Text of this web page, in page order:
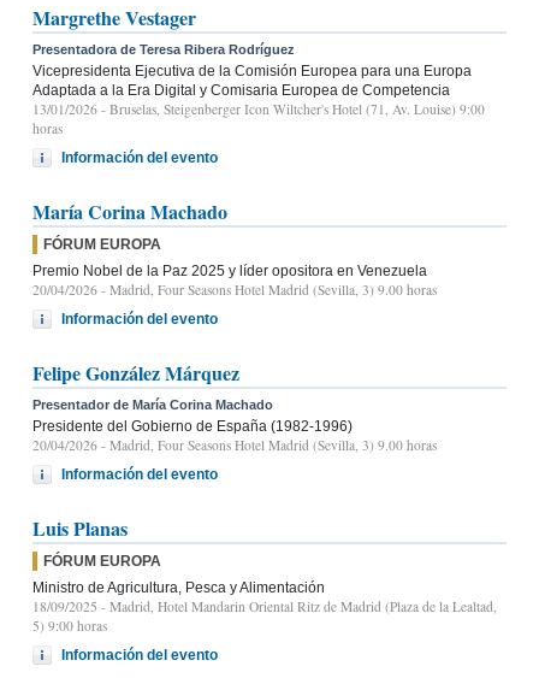
Margrethe Vestager
Presentadora de Teresa Ribera Rodríguez
Vicepresidenta Ejecutiva de la Comisión Europea para una Europa
Adaptada a la Era Digital y Comisaria Europea de Competencia
13/01/2026 - Bruselas, Steigenberger Icon Wiltcher's Hotel (71, Av. Louise) 9:00
horas
Información del evento
María Corina Machado
FÓRUM EUROPA
Premio Nobel de la Paz 2025 y líder opositora en Venezuela
20/04/2026 - Madrid, Four Seasons Hotel Madrid (Sevilla, 3) 9.00 horas
Información del evento
Felipe González Márquez
Presentador de María Corina Machado
Presidente del Gobierno de España (1982-1996)
20/04/2026 - Madrid, Four Seasons Hotel Madrid (Sevilla, 3) 9.00 horas
Información del evento
Luis Planas
FÓRUM EUROPA
Ministro de Agricultura, Pesca y Alimentación
18/09/2025 - Madrid, Hotel Mandarin Oriental Ritz de Madrid (Plaza de la Lealtad,
5) 9:00 horas
Información del evento